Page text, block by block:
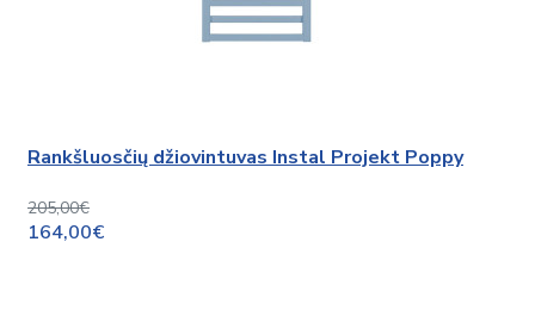
Rankšluosčių džiovintuvas Instal Projekt Poppy
205,00€
164,00€